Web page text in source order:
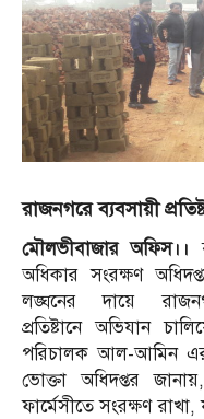
রাজনগরে ব্যবসায়ী
মৌলভীবাজার অফিস।।
অধিকার সংরক্ষণ
লঙ্ঘনের দায়ে
প্রতিষ্টানে অভিযান
পরিচালক আল-আমিন এর
ভোক্তা অধিদপ্তর
ফার্মেসীতে সংরক্ষণ